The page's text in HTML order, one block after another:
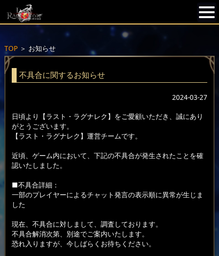
TOP＞ お知らせ
不具合に関するお知らせ
2024-03-27
日頃より【ラスト・ラグナレク】をご愛顧いただき、誠にあり
がとうございます。
【ラスト・ラグナレク】運営チームです。
近頃、ゲーム内において、下記の不具合が発生されたことを確
認いたしました。
■不具合詳細：
一部のプレイヤーによるチャット発言の表示順に異常が生じま
した
現在、不具合に対しまして、調査しております。
不具合解消次第、別途でご案内いたします。
恐れ入りますが、今しばらくお待ちください。